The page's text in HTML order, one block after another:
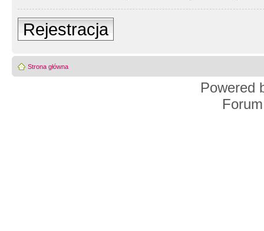
Rejestracja
Strona główna
Powered